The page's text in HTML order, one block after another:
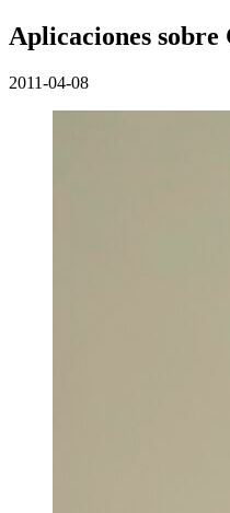
Aplicaciones
2011-04-08